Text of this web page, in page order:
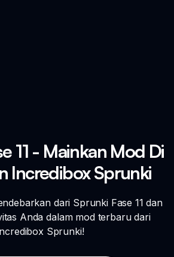
11 - Mainkan Mod Di
Incredibox Sprunki
dari Sprunki Fase 11 dan
Anda dalam mod terbaru dari
Sprunki!